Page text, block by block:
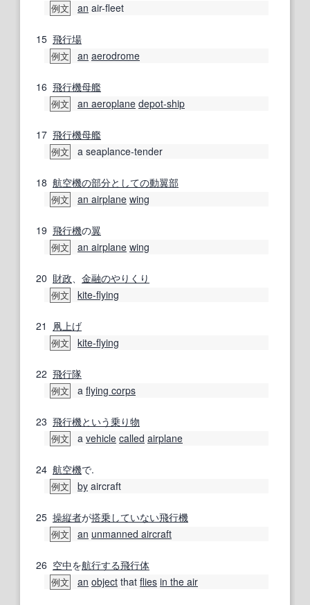
例文 an air-fleet
15 飛行場
例文 an aerodrome
16 飛行機母艦
例文 an aeroplane depot-ship
17 飛行機母艦
例文 a seaplance-tender
18 航空機の部分としての動翼部
例文 an airplane wing
19 飛行機の翼
例文 an airplane wing
20 財政、 金融のやりくり
例文 kite-flying
21 凧上げ
例文 kite-flying
22 飛行隊
例文 a flying corps
23 飛行機という乗り物
例文 a vehicle called airplane
24 航空機で.
例文 by aircraft
25 操縦者が搭乗していない飛行機
例文 an unmanned aircraft
26 空中を航行する飛行体
例文 an object that flies in the air